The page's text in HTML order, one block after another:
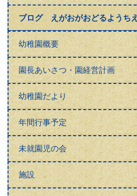
ブログ えがおがおどるようち
幼稚園概要
園長あいさつ・園経営計画
幼稚園だより
年間行事予定
未就園児の会
施設